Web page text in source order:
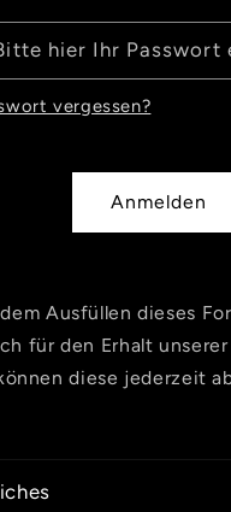
hier Ihr Passwort
vergessen?
Anmelden
Ausfüllen dieses
für den Erhalt
diese jederzeit